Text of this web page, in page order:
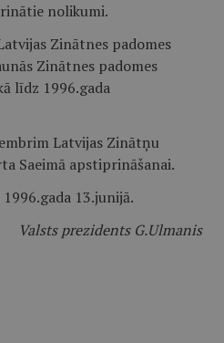
nolikumi.
Zinātnes padomes
Zinātnes padomes
līdz 1996.gada
Latvijas Zinātņu
Saeimā apstiprināšanai.
13.junijā.
Valsts prezidents G.Ulmanis